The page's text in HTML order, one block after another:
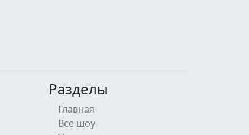
Разделы
Главная
Все шоу